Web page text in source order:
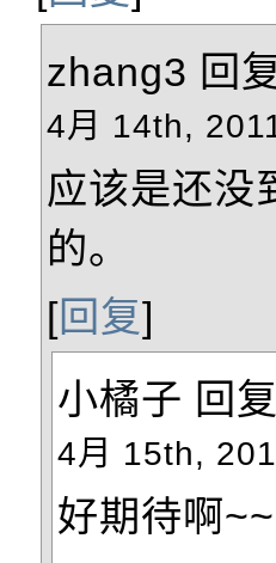
zhang3 回
4月 14th,
应该是还没
的。
[回复]
小橘子 回
4月 15th,
好期待啊~~